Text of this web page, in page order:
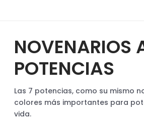
NOVENARIOS
POTENCIAS
Las 7 potencias, como su mismo
colores más importantes para
vida.